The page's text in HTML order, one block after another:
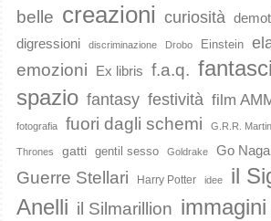
belle creazioni curiosità
digressioni
discriminazione Drobo Einstein
emozioni Ex libris f.a.q.
spazio fantasy festività film
fotografia fuori dagli schemi G.R.R. Martin
Thrones gatti gentil sesso Goldrake Go
Guerre Stellari Harry Potter idee
il
Anelli il Silmarillion immagini